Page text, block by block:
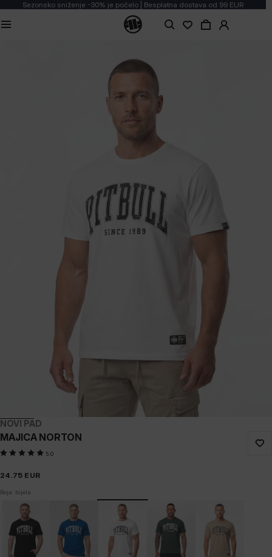
Sezonsko sniženje -30% je počelo | Besplatna dostava od 99 EUR
NOVI PAD
MAJICA NORTON
5.0
24.75 EUR
Boja: bijela